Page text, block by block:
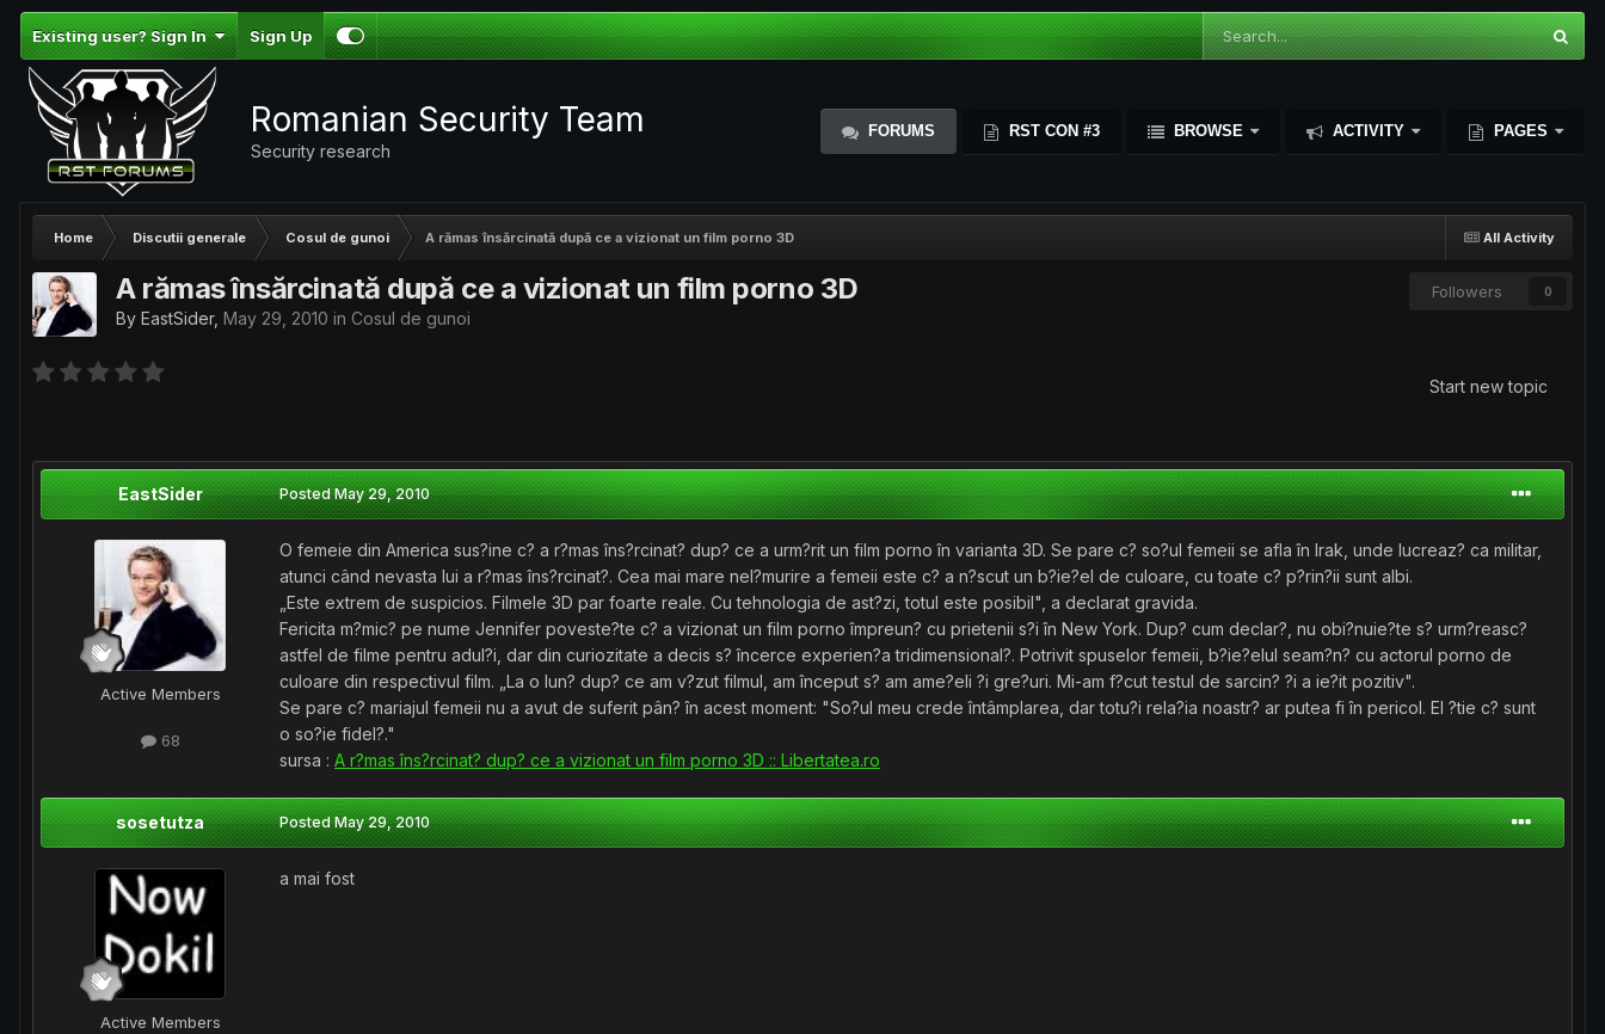
Existing user? Sign In Sign Up
Romanian Security Team
Security research
FORUMS RST CON #3 BROWSE ACTIVITY PAGES
All Activity
Home Discutii generale Cosul de gunoi A rămas însărcinată după ce a vizionat un film porno 3D
Followers 0
A rămas însărcinată după ce a vizionat un film porno 3D
By EastSider, May 29, 2010 in Cosul de gunoi
Start new topic
EastSider
Active Members
68
PostedMay 29, 2010
O femeie din America sus?ine c? a r?mas îns?rcinat? dup? ce a urm?rit un film porno în varianta 3D. Se pare c? so?ul femeii se afla în Irak, unde lucreaz? ca militar,
atunci când nevasta lui a r?mas îns?rcinat?. Cea mai mare nel?murire a femeii este c? a n?scut un b?ie?el de culoare, cu toate c? p?rin?ii sunt albi.
„Este extrem de suspicios. Filmele 3D par foarte reale. Cu tehnologia de ast?zi, totul este posibil", a declarat gravida.
Fericita m?mic? pe nume Jennifer poveste?te c? a vizionat un film porno împreun? cu prietenii s?i în New York. Dup? cum declar?, nu obi?nuie?te s? urm?reasc?
astfel de filme pentru adul?i, dar din curiozitate a decis s? încerce experien?a tridimensional?. Potrivit spuselor femeii, b?ie?elul seam?n? cu actorul porno de
culoare din respectivul film. „La o lun? dup? ce am v?zut filmul, am început s? am ame?eli ?i gre?uri. Mi-am f?cut testul de sarcin? ?i a ie?it pozitiv".
Se pare c? mariajul femeii nu a avut de suferit pân? în acest moment: "So?ul meu crede întâmplarea, dar totu?i rela?ia noastr? ar putea fi în pericol. El ?tie c? sunt
o so?ie fidel?."
sursa : A r?mas îns?rcinat? dup? ce a vizionat un film porno 3D :: Libertatea.ro
sosetutza
Active Members
PostedMay 29, 2010
a mai fost